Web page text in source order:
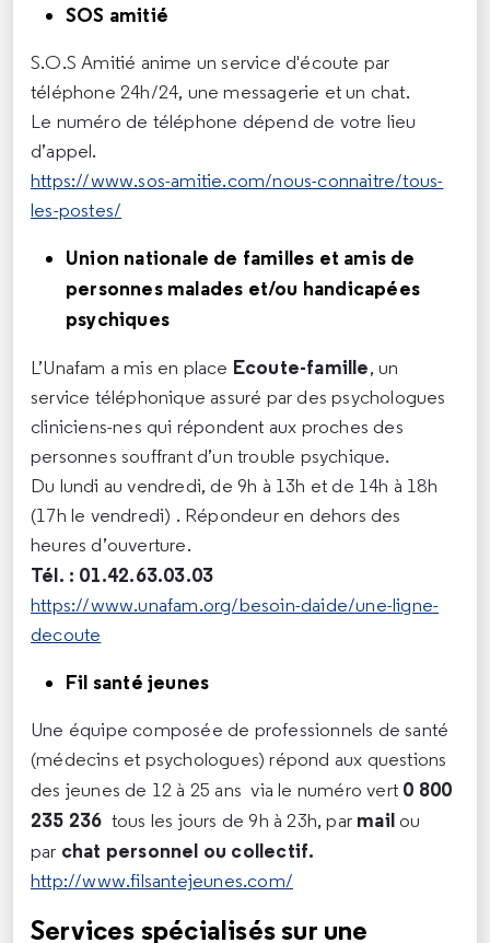
SOS amitié
S.O.S Amitié anime un service d'écoute par
téléphone 24h/24, une messagerie et un chat.
Le numéro de téléphone dépend de votre lieu
d’appel.
https://www.sos-amitie.com/nous-connaitre/tous-
les-postes/
Union nationale de familles et amis de
personnes malades et/ou handicapées
psychiques
L’Unafam a mis en place Ecoute-famille, un
service téléphonique assuré par des psychologues
cliniciens-nes qui répondent aux proches des
personnes souffrant d’un trouble psychique.
Du lundi au vendredi, de 9h à 13h et de 14h à 18h
(17h le vendredi) . Répondeur en dehors des
heures d’ouverture.
Tél. : 01.42.63.03.03
https://www.unafam.org/besoin-daide/une-ligne-
decoute
Fil santé jeunes
Une équipe composée de professionnels de santé
(médecins et psychologues) répond aux questions
des jeunes de 12 à 25 ans via le numéro vert 0 800
235 236 tous les jours de 9h à 23h, par mail ou
par chat personnel ou collectif.
http://www.filsantejeunes.com/
Services spécialisés sur une